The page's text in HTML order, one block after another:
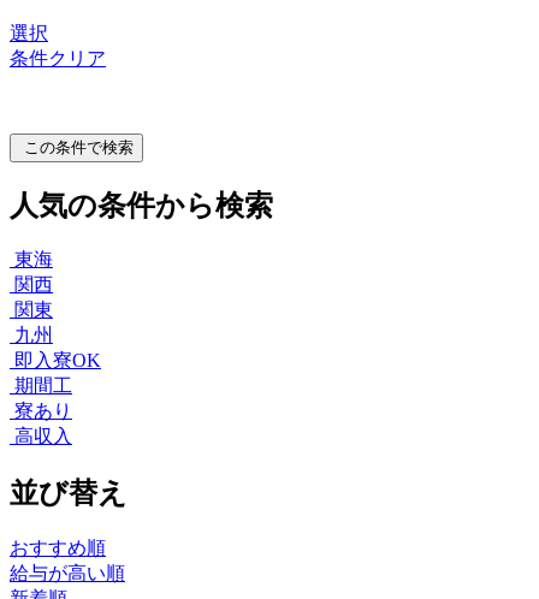
選択
条件クリア
この条件で検索
人気の条件から検索
東海
関西
関東
九州
即入寮OK
期間工
寮あり
高収入
並び替え
おすすめ順
給与が高い順